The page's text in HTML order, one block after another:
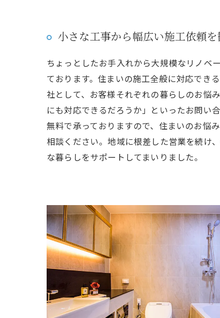
小さな工事から幅広い施工依頼を
ちょっとしたお手入れから大規模なリノベ
ております。住まいの施工全般に対応でき
社として、お客様それぞれの暮らしのお悩
にも対応できるだろうか」といったお問い
無料で承っておりますので、住まいのお悩
相談ください。地域に根差した営業を続け
な暮らしをサポートしてまいりました。